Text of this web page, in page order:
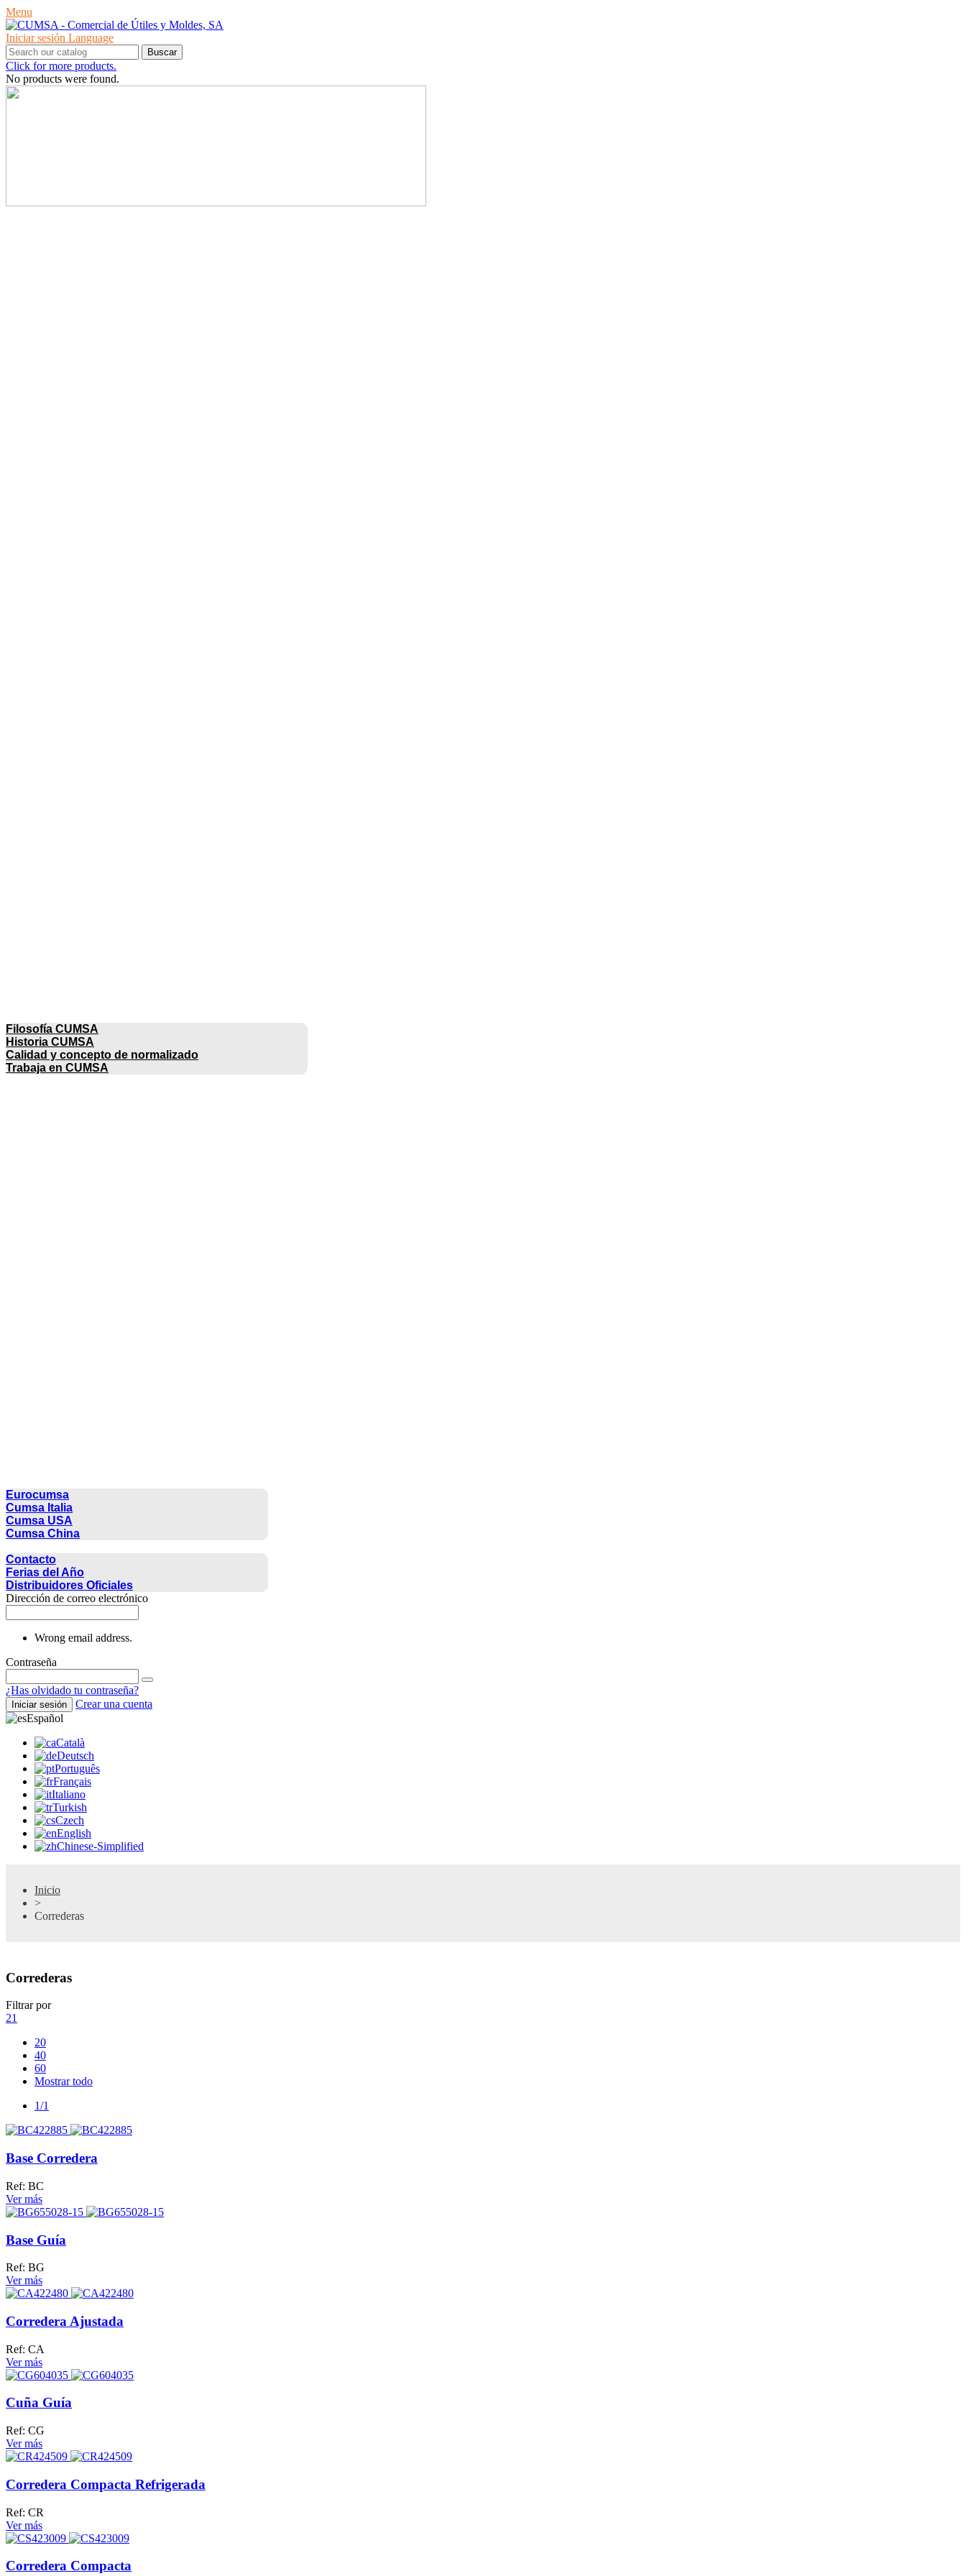
Menu
Iniciar sesión Language
Buscar
Click for more products.
No products were found.
Filosofía CUMSA
Historia CUMSA
Calidad y concepto de normalizado
Trabaja en CUMSA
Eurocumsa
Cumsa Italia
Cumsa USA
Cumsa China
Contacto
Ferias del Año
Distribuidores Oficiales
Dirección de correo electrónico
Wrong email address.
Contraseña
¿Has olvidado tu contraseña?
Iniciar sesión
Crear una cuenta
Español
Català
Deutsch
Português
Français
Italiano
Turkish
Czech
English
Chinese-Simplified
Inicio
>
Correderas
Correderas
Filtrar por
21
20
40
60
Mostrar todo
1/1
Base Corredera
Ref: BC
Ver más
Base Guía
Ref: BG
Ver más
Corredera Ajustada
Ref: CA
Ver más
Cuña Guía
Ref: CG
Ver más
Corredera Compacta Refrigerada
Ref: CR
Ver más
Corredera Compacta